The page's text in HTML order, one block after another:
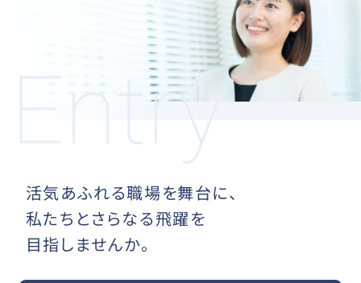
活気あふれる職場を舞台に、
私たちとさらなる飛躍を
目指しませんか。